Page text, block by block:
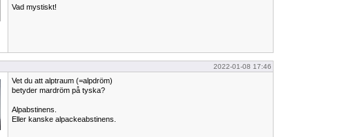
Vad mystiskt!
2022-01-08 17:46
Vet du att alptraum (=alpdröm)
betyder mardröm på tyska?
Alpabstinens.
Eller kanske alpackeabstinens.